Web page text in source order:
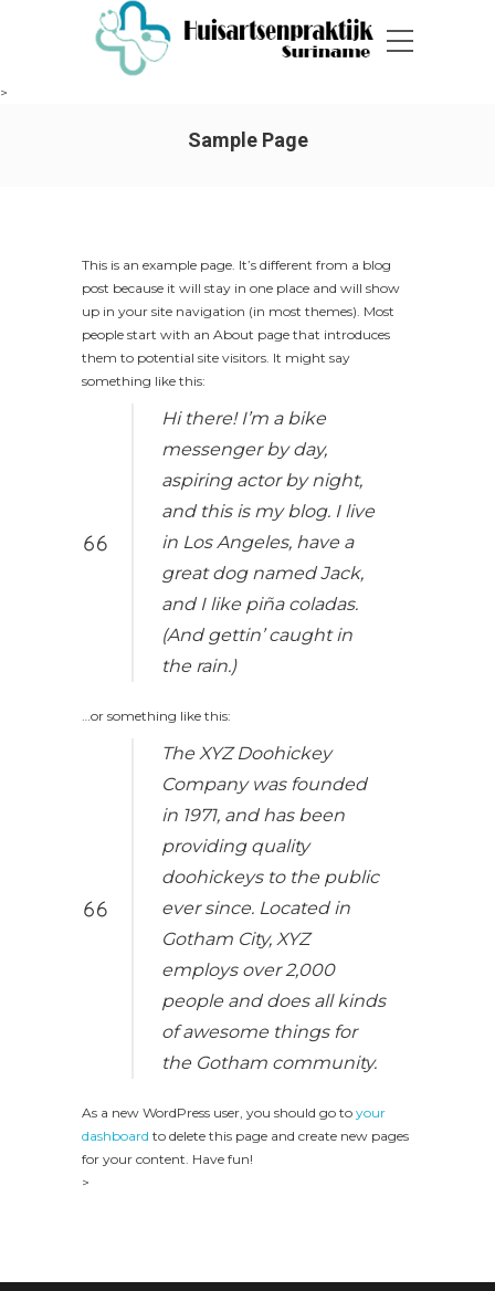
>
Sample Page
This is an example page. It’s different from a blog
post because it will stay in one place and will show
up in your site navigation (in most themes). Most
people start with an About page that introduces
them to potential site visitors. It might say
something like this:
Hi there! I’m a bike
messenger by day,
aspiring actor by night,
and this is my blog. I live
in Los Angeles, have a
great dog named Jack,
and I like piña coladas.
(And gettin’ caught in
the rain.)
…or something like this:
The XYZ Doohickey
Company was founded
in 1971, and has been
providing quality
doohickeys to the public
ever since. Located in
Gotham City, XYZ
employs over 2,000
people and does all kinds
of awesome things for
the Gotham community.
As a new WordPress user, you should go to your
dashboard to delete this page and create new pages
for your content. Have fun!
>